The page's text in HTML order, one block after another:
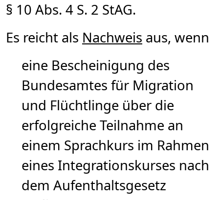
§ 10 Abs. 4 S. 2 StAG.
Es reicht als Nachweis aus, wenn
eine Bescheinigung des
Bundesamtes für Migration
und Flüchtlinge über die
erfolgreiche Teilnahme an
einem Sprachkurs im Rahmen
eines Integrationskurses nach
dem Aufenthaltsgesetz